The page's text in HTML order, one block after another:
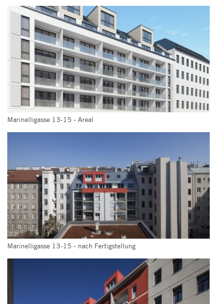
Marinelligasse 13-15 - Areal
Marinelligasse 13-15 - nach Fertigstellung